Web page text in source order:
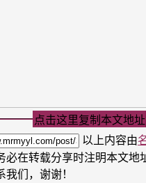
点击这里复制本文地址
以上内容由
必在转载分享时注明本文地
我们，谢谢！